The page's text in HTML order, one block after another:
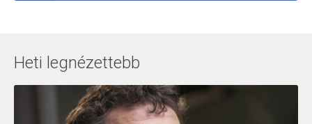
Heti legnézettebb